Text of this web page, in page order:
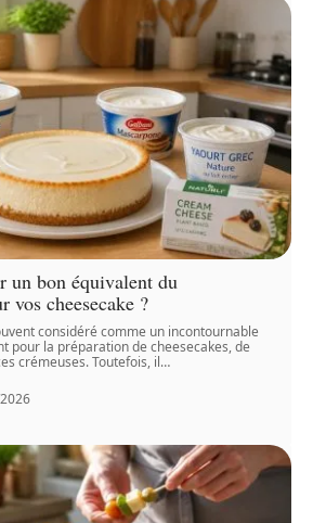
un bon équivalent du
vos cheesecake ?
considéré comme un incontournable
pour la préparation de cheesecakes, de
crémeuses. Toutefois, il…